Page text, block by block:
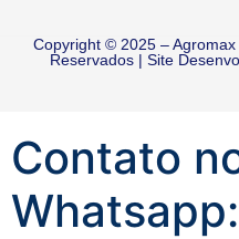
Copyright © 2025 –
Reservados | Site
Contato
Whatsapp: